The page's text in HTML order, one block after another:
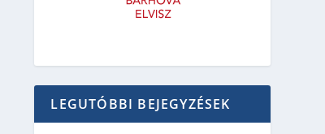
LEGUTÓBBI BEJEGYZÉSEK